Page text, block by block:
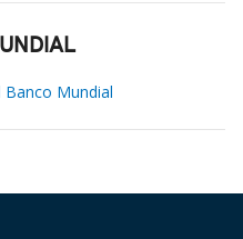
Banco Mundial